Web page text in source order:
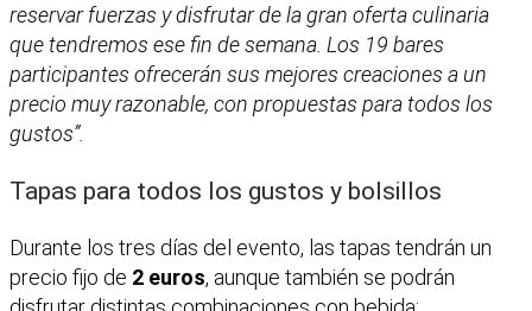
reservar fuerzas y disfrutar de la gran oferta culinaria
que tendremos ese fin de semana. Los 19 bares
participantes ofrecerán sus mejores creaciones a un
precio muy razonable, con propuestas para todos los
gustos”.
Tapas para todos los gustos y bolsillos
Durante los tres días del evento, las tapas tendrán un
precio fijo de 2 euros, aunque también se podrán